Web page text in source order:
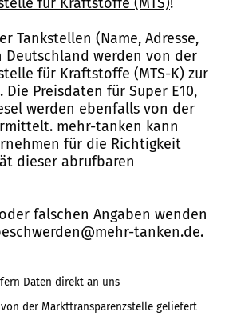
Tankstellen (Name, Adresse,
Deutschland werden von der
für Kraftstoffe (MTS-K) zur
Die Preisdaten für Super E10,
werden ebenfalls von der
mehr-tanken kann
für die Richtigkeit
dieser abrufbaren
falschen Angaben wenden
tanken.de.
Daten direkt an uns
der Markttransparenzstelle geliefert